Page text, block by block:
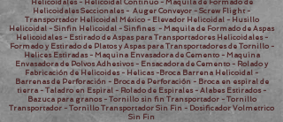
Helicoidales - Helicoidal Continuo - Maquila de Formado de
Helicoidales Seccionales - Auger Conveyor - Screw Flight -
Transportador Helicoidal México - Elevador Helicoidal - Husillo
Helicoidal - Sinfin Helicoidal - Sinfines - Maquila de Formado de Aspas
Helicoidales - Estirado de Aspas para Transportadores Helicoidales -
Formado y Estirado de Platos y Aspas para Transportadores de Tornillo -
Helices Estiradas - Maquina Envasadora de Cemento - Maquina
Envasadora de Polvos Adhesivos - Ensacadora de Cemento - Rolado y
Fabricación de Helicoides - Helicas -Broca Barrena Helicoidal -
Barrenas de Perforación - Broca de Perforación - Broca en espiral de
tierra - Taladro en Espiral - Rolado de Espirales - Alabes Estirados -
Bazuca para granos - Tornillo sin fin Transportador - Tornillo
Transportador - Tornillo Transportador Sin Fin - Dosificador Volmetrico
Sin Fin